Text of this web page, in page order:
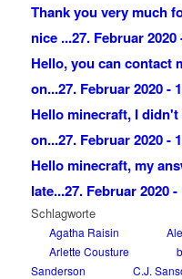
Thank you very much
nice ...27. Februar
Hello, you can contact
on...27. Februar 2020 -
Hello minecraft, I
on...27. Februar 2020 -
Hello minecraft, my
late...27. Februar 2020
Schlagworte
Agatha Raisin
Arlette Cousture
Sanderson
C.J.